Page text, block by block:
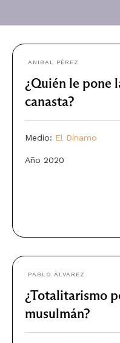
ANIBAL PÉREZ
¿Quién le pone
canasta?
Medio: El Dínamo
Año 2020
PABLO ÁLVAREZ
¿Totalitarismo
musulmán?